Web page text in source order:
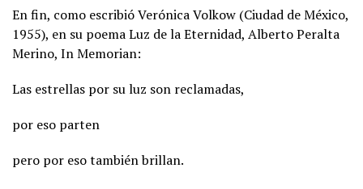
En fin, como escribió Verónica Volkow (Ciudad de México,
1955), en su poema Luz de la Eternidad, Alberto Peralta
Merino, In Memorian:
Las estrellas por su luz son reclamadas,
por eso parten
pero por eso también brillan.